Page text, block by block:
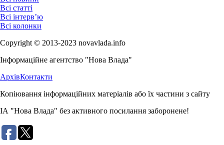
Всі статті
Всі інтерв’ю
Всі колонки
Copyright © 2013-2023 novavlada.info
Інформаційне агентство "Нова Влада"
АрхівКонтакти
Копіювання інформаційних матеріалів або їх частини з сайту
ІА "Нова Влада" без активного посилання заборонене!